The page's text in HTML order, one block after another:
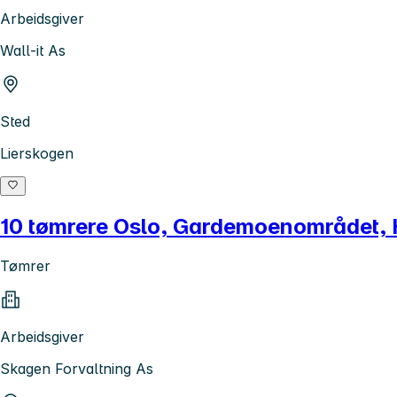
Arbeidsgiver
Wall-it As
Sted
Lierskogen
10 tømrere Oslo, Gardemoenområdet,
Tømrer
Arbeidsgiver
Skagen Forvaltning As